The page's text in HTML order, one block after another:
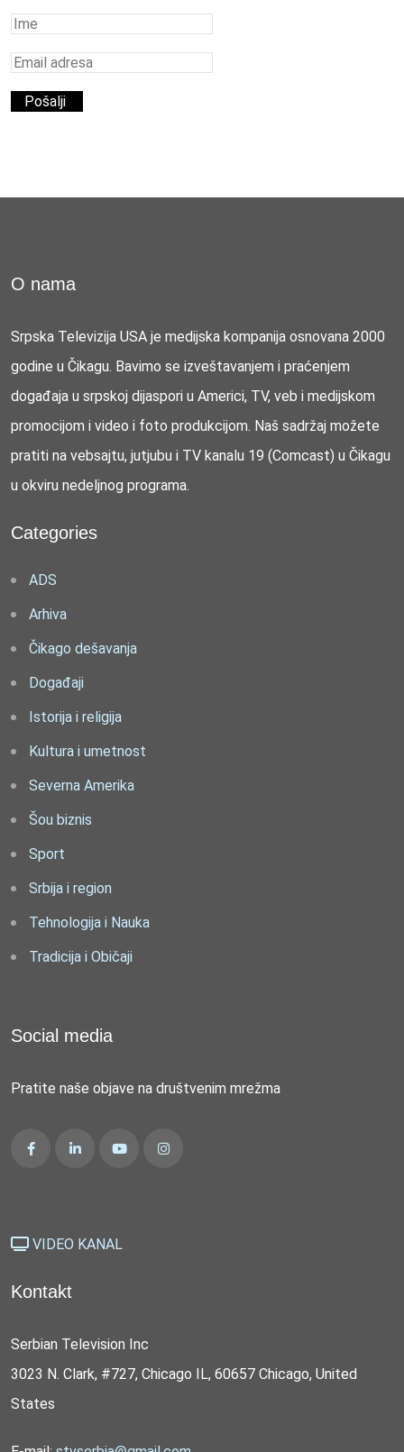
O nama
Srpska Televizija USA je medijska kompanija osnovana 2000
godine u Čikagu. Bavimo se izveštavanjem i praćenjem
događaja u srpskoj dijaspori u Americi, TV, veb i medijskom
promocijom i video i foto produkcijom. Naš sadržaj možete
pratiti na vebsajtu, jutjubu i TV kanalu 19 (Comcast) u Čikagu
u okviru nedeljnog programa.
Categories
ADS
Arhiva
Čikago dešavanja
Događaji
Istorija i religija
Kultura i umetnost
Severna Amerika
Šou biznis
Sport
Srbija i region
Tehnologija i Nauka
Tradicija i Običaji
Social media
Pratite naše objave na društvenim mrežma
VIDEO KANAL
Kontakt
Serbian Television Inc
3023 N. Clark, #727, Chicago IL, 60657 Chicago, United
States